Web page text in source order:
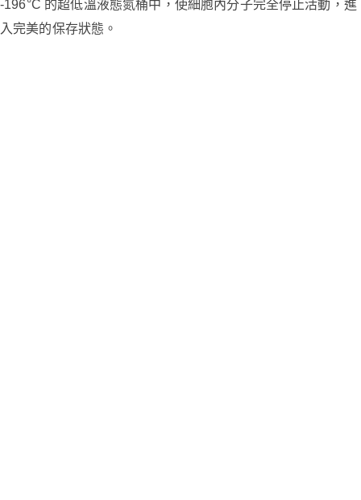
-196°C 的超低溫液態氮桶中，使細胞內分子完全停止活動，進
入完美的保存狀態。